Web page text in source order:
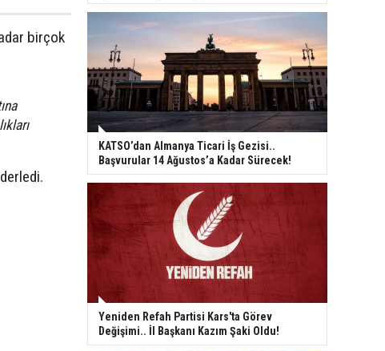
birçok
KATSO’dan Almanya Ticari İş Gezisi..
Başvurular 14 Ağustos’a Kadar Sürecek!
Yeniden Refah Partisi Kars'ta Görev
Değişimi.. İl Başkanı Kazım Şaki Oldu!